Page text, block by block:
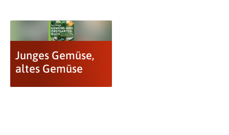
Junges Gemüse,
altes Gemüse